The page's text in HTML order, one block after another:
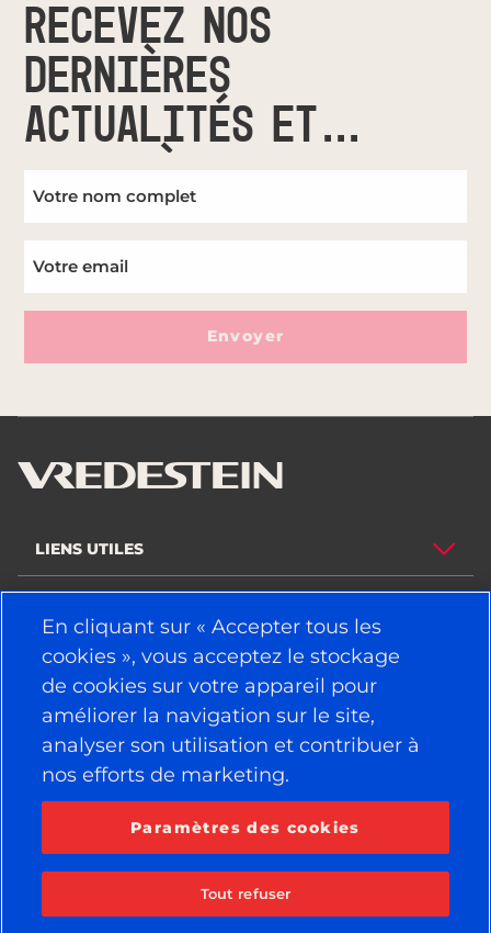
RECEVEZ NOS
DERNIÈRES
ACTUALITÉS ET
MISES À JOUR
Envoyer
LIENS UTILES
POLITIQUE
SOCIÉTÉ
RESTEZ CONNECTÉ
Facebook
YouTube
En cliquant sur « Accepter tous les
cookies », vous acceptez le stockage
de cookies sur votre appareil pour
améliorer la navigation sur le site,
analyser son utilisation et contribuer à
nos efforts de marketing.
Paramètres des cookies
Tout refuser